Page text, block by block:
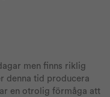
men finns riklig
denna tid producera
en otrolig förmåga att